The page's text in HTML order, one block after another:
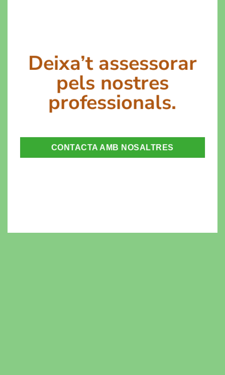
Deixa’t assessorar
pels nostres
professionals.
CONTACTA AMB NOSALTRES